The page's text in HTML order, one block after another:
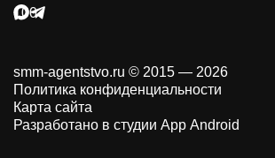
smm-agentstvo.ru © 2015 — 2026
Политика конфиденциальности
Карта сайта
Разработано в студии App Android